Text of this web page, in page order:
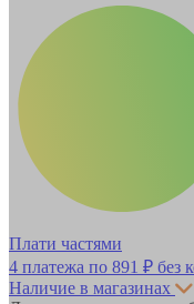
Плати частями
4 платежа по 891 ₽ без
Наличие в магазинах